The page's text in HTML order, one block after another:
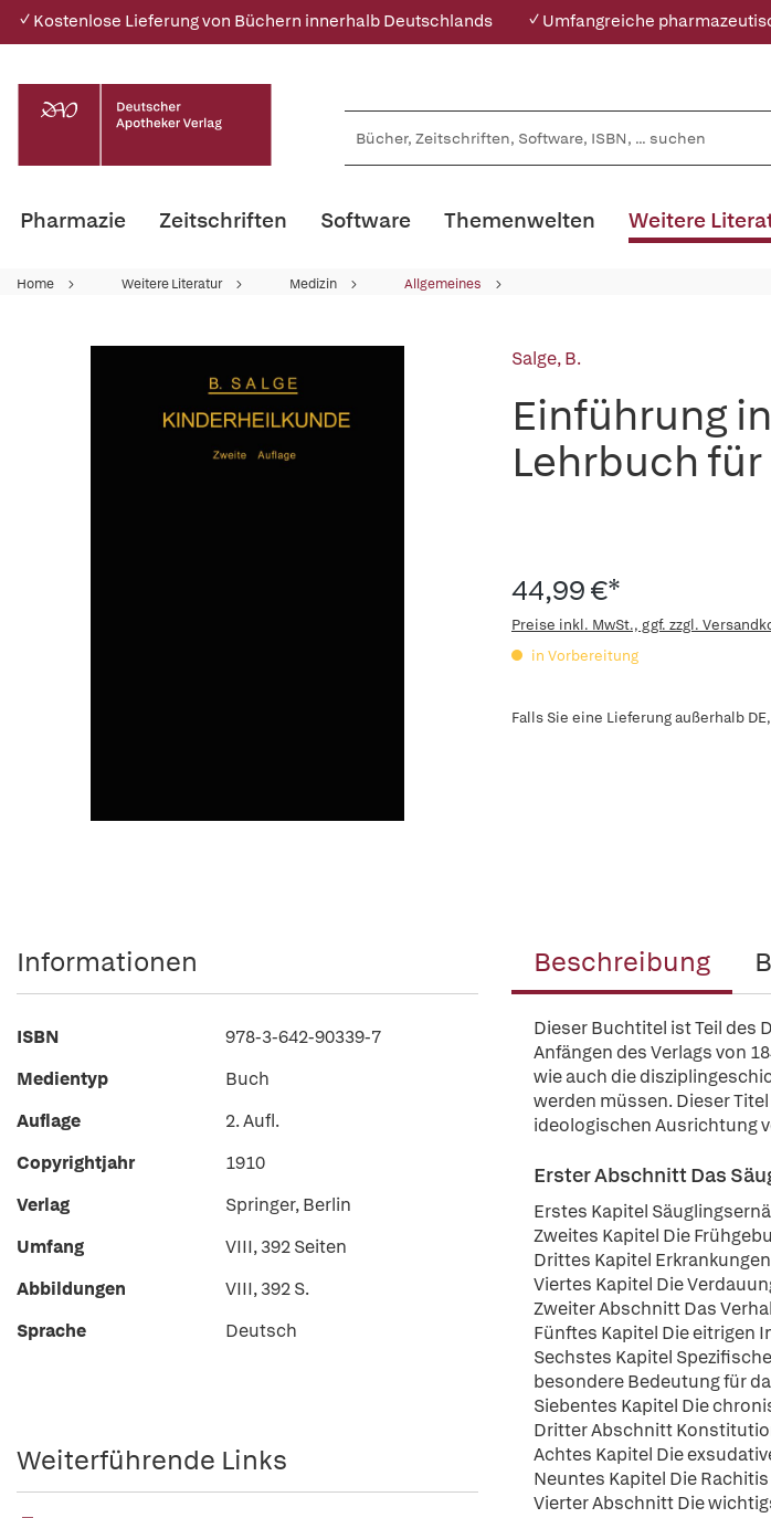
✓ Kostenlose Lieferung von Büchern innerhalb Deutschlands ✓ Umfangreiche
Pharmazie Zeitschriften Software Themenwelten Weitere
Home Weitere Literatur Medizin Allgemeines
Salge, B.
Einführung
Lehrbuch
44,99 €*
Preise inkl. MwSt., ggf. zzgl.
in Vorbereitung
Falls Sie eine Lieferung außerhalb
Beschreibung
Dieser Buchtitel ist Teil des
Anfängen des Verlags von
wie auch die
werden müssen. Dieser
ideologischen Ausrichtung
Erster Abschnitt Das
Erstes Kapitel
Zweites Kapitel Die
Drittes Kapitel
Viertes Kapitel Die
Zweiter Abschnitt Das
Fünftes Kapitel Die eitrigen
Sechstes Kapitel
besondere Bedeutung für
Siebentes Kapitel Die
Dritter Abschnitt
Achtes Kapitel Die
Neuntes Kapitel Die Rachitis
Vierter Abschnitt Die
Informationen
ISBN
978-3-642-90339-7
Medientyp
Buch
Auflage
2. Aufl.
Copyrightjahr
1910
Verlag
Springer, Berlin
Umfang
VIII, 392 Seiten
Abbildungen
VIII, 392 S.
Sprache
Deutsch
Weiterführende Links